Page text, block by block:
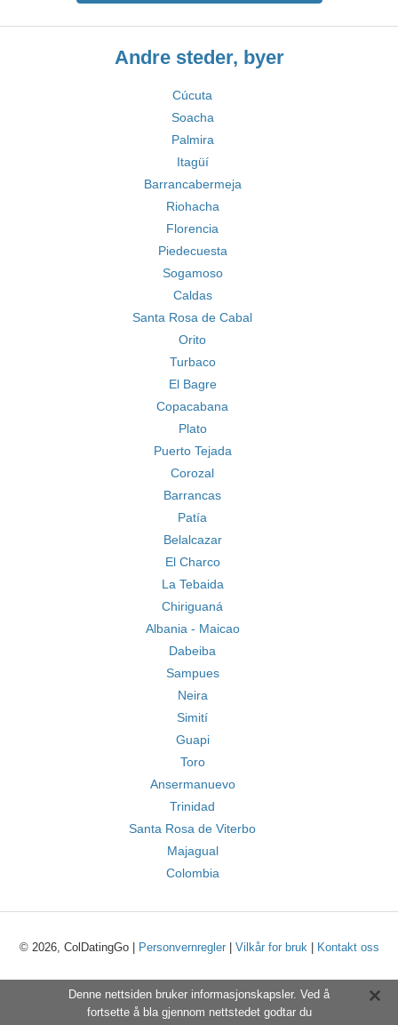
Andre steder, byer
Cúcuta
Soacha
Palmira
Itagüí
Barrancabermeja
Riohacha
Florencia
Piedecuesta
Sogamoso
Caldas
Santa Rosa de Cabal
Orito
Turbaco
El Bagre
Copacabana
Plato
Puerto Tejada
Corozal
Barrancas
Patía
Belalcazar
El Charco
La Tebaida
Chiriguaná
Albania - Maicao
Dabeiba
Sampues
Neira
Simití
Guapi
Toro
Ansermanuevo
Trinidad
Santa Rosa de Viterbo
Majagual
Colombia
© 2026, ColDatingGo | Personvernregler| Vilkår for bruk| Kontakt oss
Denne nettsiden bruker informasjonskapsler. Ved å
fortsette å bla gjennom nettstedet godtar du